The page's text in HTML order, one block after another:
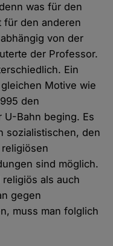
was für den
für den anderen
von der
der Professor.
Ein
Motive wie
den
U-Bahn beging. Es
sozialistischen, den
sind möglich.
als auch
gegen
muss man folglich